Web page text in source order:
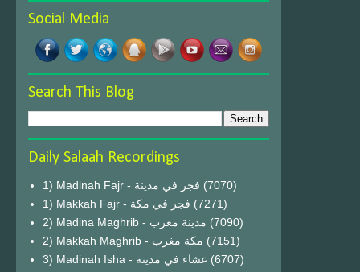
Social Media
Search This Blog
Daily Salaah Recordings
1) Madinah Fajr - فجر في مدينة (7070)
1) Makkah Fajr - فجر في مكة (7271)
2) Madina Maghrib - مدينة مغرب (7090)
2) Makkah Maghrib - مكة مغرب (7151)
3) Madinah Isha - عشاء في مدينة (6707)